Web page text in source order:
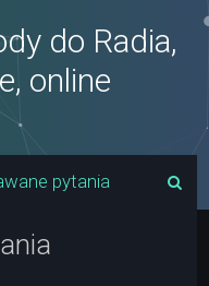
do Radia,
online
pytania